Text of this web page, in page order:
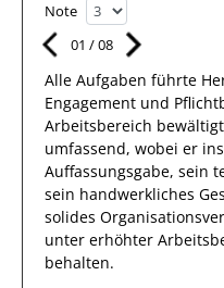
Note
01 /08
Alle Aufgaben führte
Engagement und
Arbeitsbereich
umfassend, wobei er
Auffassungsgabe, sein
sein handwerkliches
solides
unter erhöhter
behalten.